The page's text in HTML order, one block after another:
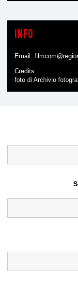
Info
Email:
Credits
foto di Archivio